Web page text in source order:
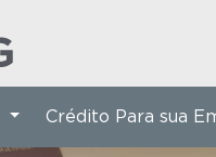
Crédito Para sua